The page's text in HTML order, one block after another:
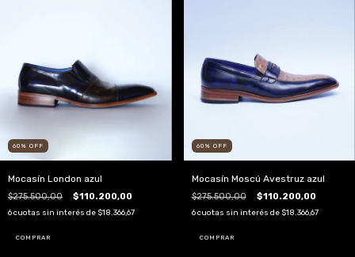
60 % OFF
Mocasín London azul
$275.500,00 $110.200,00
6cuotas sin interés de $18.366,67
COMPRAR
60 % OFF
Mocasín Moscú Avestruz azul
$275.500,00 $110.200,00
6 cuotas sin interés de $18.366,67
COMPRAR